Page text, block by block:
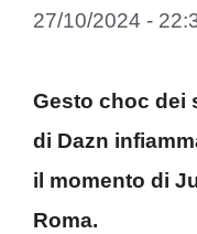
27/10/2024 -
Gesto choc dei
di Dazn
il momento di
Roma.